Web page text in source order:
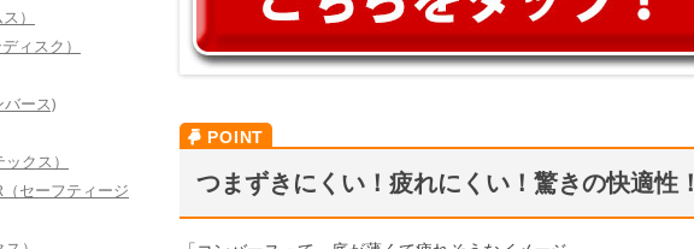
つまずきにくい！疲れにくい！驚きの快適性！
）
ィスク）
バース)
クス）
（セーフティージ